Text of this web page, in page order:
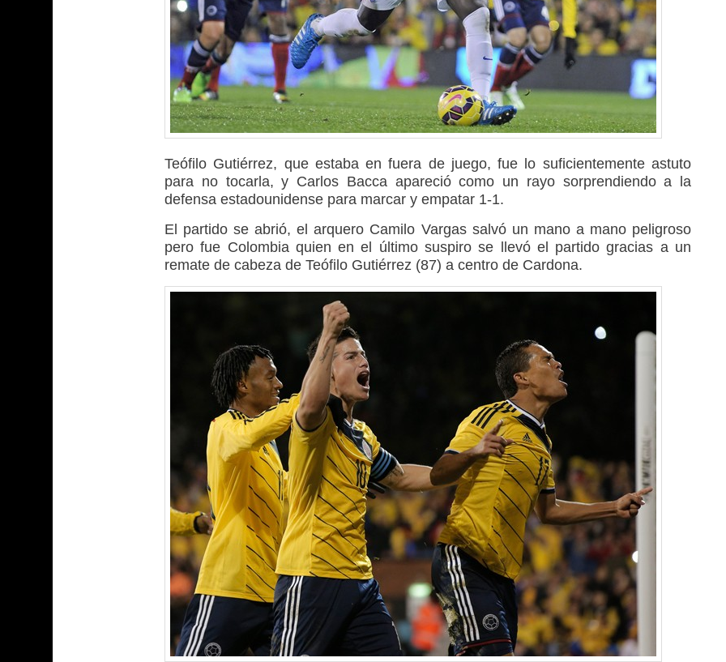
Teófilo Gutiérrez, que estaba en fuera de juego, fue lo suficientemente astuto
para no tocarla, y Carlos Bacca apareció como un rayo sorprendiendo a la
defensa estadounidense para marcar y empatar 1-1.
El partido se abrió, el arquero Camilo Vargas salvó un mano a mano peligroso
pero fue Colombia quien en el último suspiro se llevó el partido gracias a un
remate de cabeza de Teófilo Gutiérrez (87) a centro de Cardona.